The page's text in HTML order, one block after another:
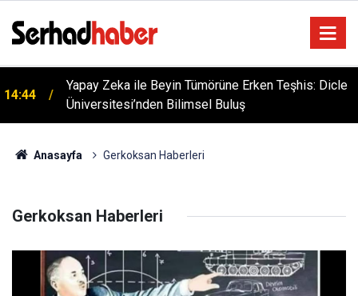
14:44
Yapay Zeka ile Beyin Tümörüne Erken Teşhis: Dicle
Üniversitesi’nden Bilimsel Buluş
Mekke'de Tarihi İmza: Türkiye, Suudi Arabistan ve
Pakistan'dan Müşterek Savunma Anlaşması
Anasayfa Gerkoksan Haberleri
Gerkoksan Haberleri